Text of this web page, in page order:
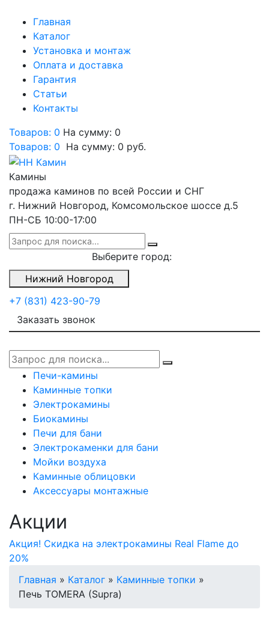
Главная
Каталог
Установка и монтаж
Оплата и доставка
Гарантия
Статьи
Контакты
Товаров: 0 На сумму: 0
Товаров: 0 На сумму: 0 руб.
Камины
продажа каминов по всей России и СНГ
г. Нижний Новгород, Комсомольское шоссе д.5
ПН-СБ 10:00-17:00
Выберите город:
Нижний Новгород
+7 (831) 423-90-79
Заказать звонок
Печи-камины
Каминные топки
Электрокамины
Биокамины
Печи для бани
Электрокаменки для бани
Мойки воздуха
Каминные облицовки
Аксессуары монтажные
Акции
Акция! Скидка на электрокамины Real Flame до
20%
Главная » Каталог » Каминные топки »
Печь TOMERA (Supra)